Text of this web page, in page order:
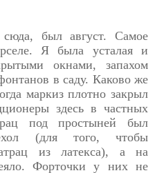
был август. Самое
Я была усталая и
окнами, запахом
в саду. Каково же
маркиз плотно закрыл
здесь в частных
под простыней был
(для того, чтобы
из латекса), а на
Форточки у них не